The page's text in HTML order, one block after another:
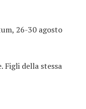
26-30 agosto
Figli della stessa